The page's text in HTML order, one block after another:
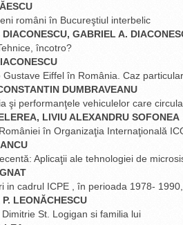
români în Bucureştiul interbelic
GABRIEL A.
încotro?
Gustave Eiffel în România. Caz
DUMBRAVEANU
şi performanţele vehiculelor care
LIVIU ALEXANDRU SOFONEA
în Organizaţia Internaţională
Aplicaţii ale tehnologiei de
in cadrul ICPE , în perioada 1978-
LEONĂCHESCU
Dimitrie St. Logigan si familia lui